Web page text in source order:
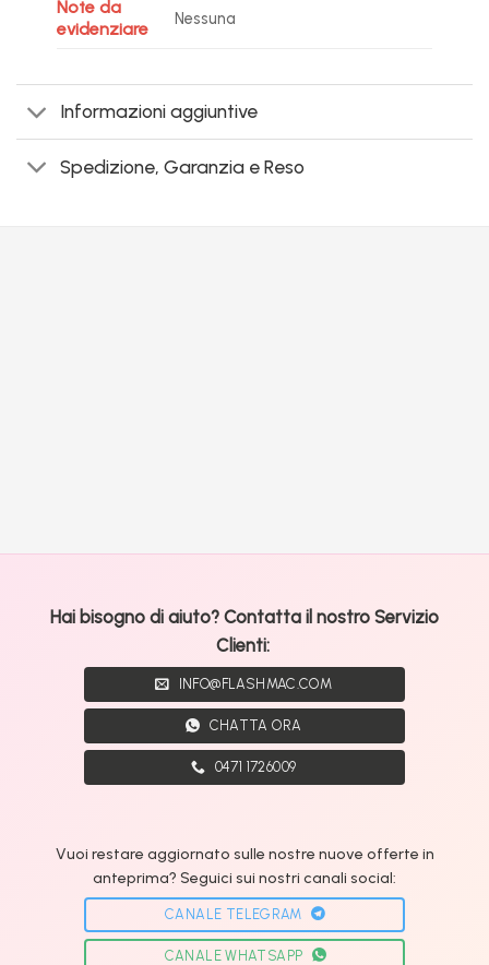
Note da
evidenziare
Nessuna
Informazioni aggiuntive
Spedizione, Garanzia e Reso
Hai bisogno di aiuto? Contatta il nostro Servizio
Clienti:
INFO@FLASHMAC.COM
CHATTA ORA
0471 1726009
Vuoi restare aggiornato sulle nostre nuove offerte in
anteprima? Seguici sui nostri canali social:
CANALE TELEGRAM
CANALE WHATSAPP